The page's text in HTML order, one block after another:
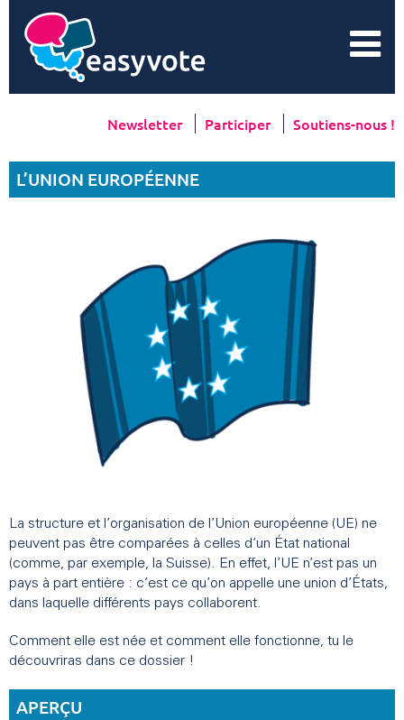
Newsletter Participer Soutiens-nous !
L’UNION EUROPÉENNE
La structure et l’organisation de l’Union européenne (UE) ne
peuvent pas être comparées à celles d’un État national
(comme, par exemple, la Suisse). En effet, l’UE n’est pas un
pays à part entière : c’est ce qu’on appelle une union d’États,
dans laquelle différents pays collaborent.
Comment elle est née et comment elle fonctionne, tu le
découvriras dans ce dossier !
APERÇU